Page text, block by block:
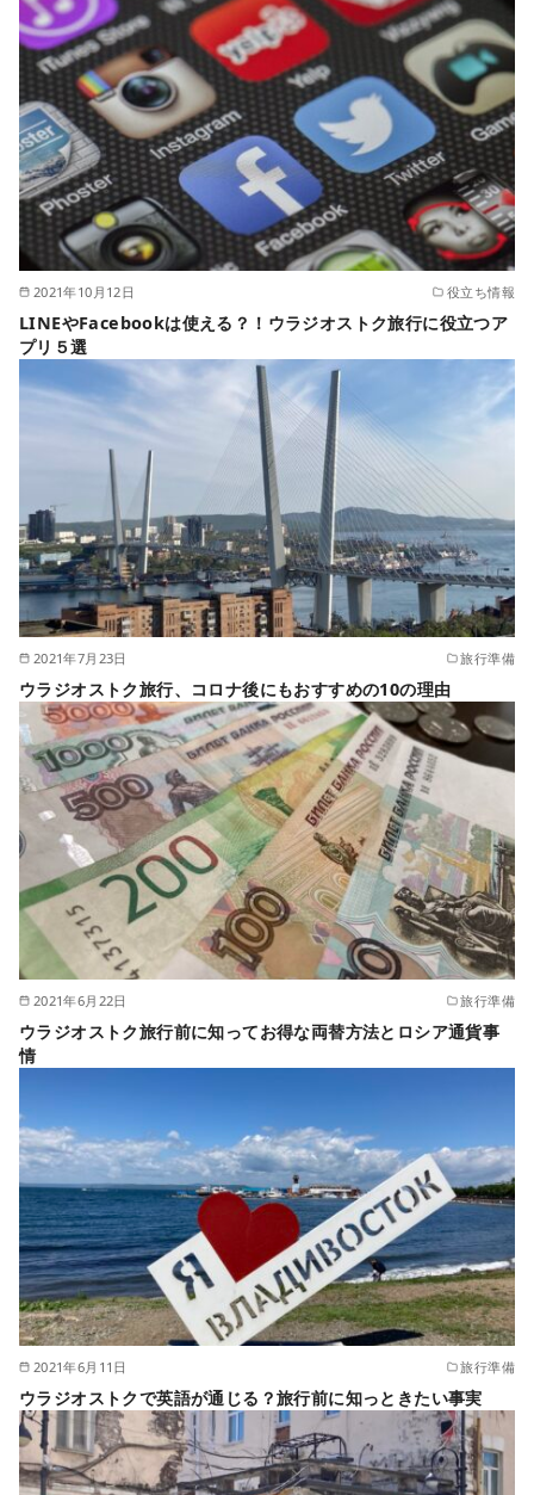
2021年10月12日 役立ち情報
LINEやFacebookは使える？！ウラジオストク旅行に役立つア
プリ５選
2021年7月23日 旅行準備
ウラジオストク旅行、コロナ後にもおすすめの10の理由
2021年6月22日 旅行準備
ウラジオストク旅行前に知ってお得な両替方法とロシア通貨事
情
2021年6月11日 旅行準備
ウラジオストクで英語が通じる？旅行前に知っときたい事実